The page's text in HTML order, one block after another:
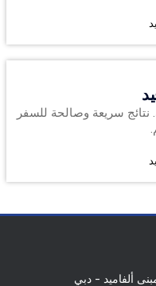
سريعة وصالحة للسفر